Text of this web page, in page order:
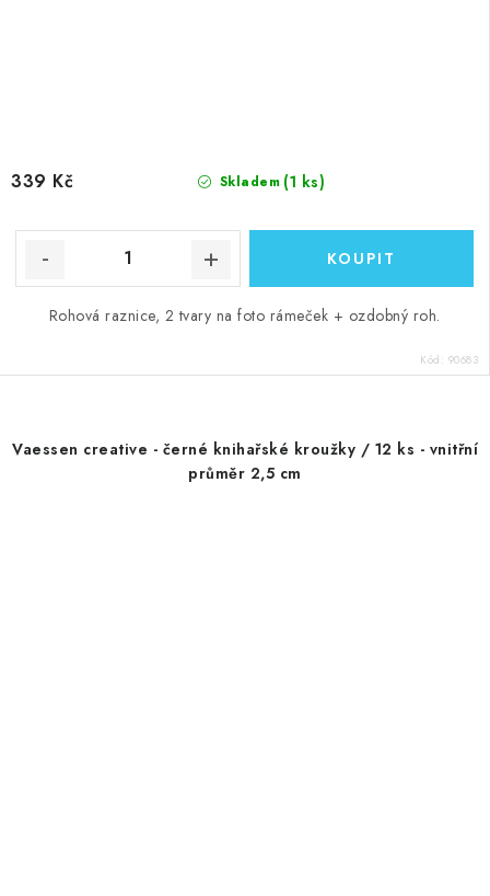
Skladem (1 ks)
339 Kč
Rohová raznice, 2 tvary na foto rámeček + ozdobný roh.
Kód: 90683
Vaessen creative - černé knihařské kroužky / 12 ks - vnitřní
průměr 2,5 cm